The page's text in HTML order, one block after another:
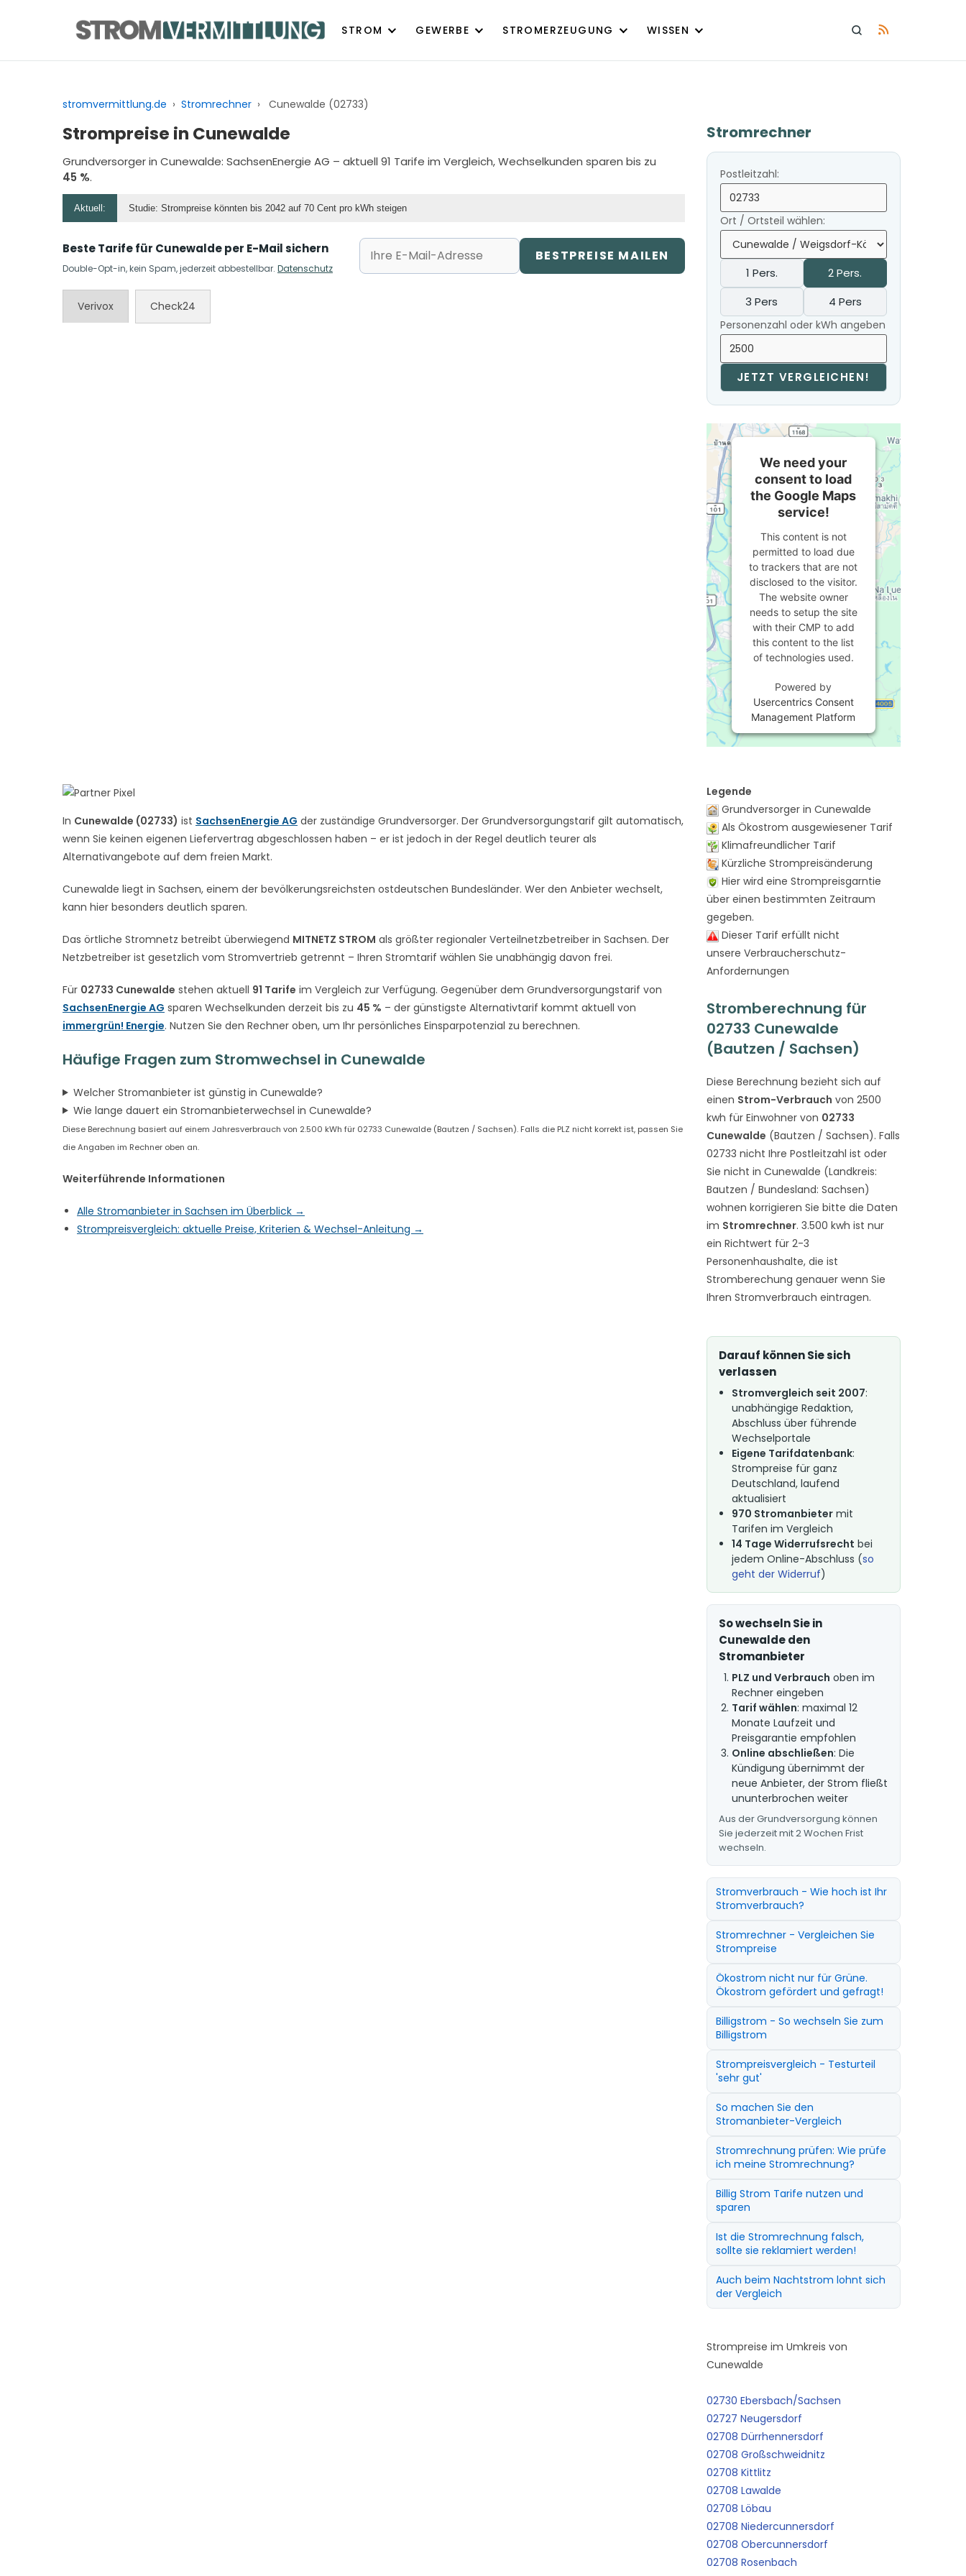
STROM GEWERBE STROMERZEUGUNG WISSEN
stromvermittlung.de › Stromrechner › Cunewalde (02733)
Strompreise in Cunewalde
Grundversorger in Cunewalde: SachsenEnergie AG – aktuell 91 Tarife im Vergleich, Wechselkunden sparen bis zu
45 %.
In Cunewalde (02733) ist SachsenEnergie AG der zuständige Grundversorger. Der Grundversorgungstarif gilt automatisch,
wenn Sie keinen eigenen Liefervertrag abgeschlossen haben – er ist jedoch in der Regel deutlich teurer als
Alternativangebote auf dem freien Markt.
Cunewalde liegt in Sachsen, einem der bevölkerungsreichsten ostdeutschen Bundesländer. Wer den Anbieter wechselt,
kann hier besonders deutlich sparen.
Das örtliche Stromnetz betreibt überwiegend MITNETZ STROM als größter regionaler Verteilnetzbetreiber in Sachsen. Der
Netzbetreiber ist gesetzlich vom Stromvertrieb getrennt – Ihren Stromtarif wählen Sie unabhängig davon frei.
Für 02733 Cunewalde stehen aktuell 91 Tarife im Vergleich zur Verfügung. Gegenüber dem Grundversorgungstarif von
SachsenEnergie AG sparen Wechselkunden derzeit bis zu 45 % – der günstigste Alternativtarif kommt aktuell von
immergrün! Energie. Nutzen Sie den Rechner oben, um Ihr persönliches Einsparpotenzial zu berechnen.
Häufige Fragen zum Stromwechsel in Cunewalde
Welcher Stromanbieter ist günstig in Cunewalde?
Wie lange dauert ein Stromanbieterwechsel in Cunewalde?
Diese Berechnung basiert auf einem Jahresverbrauch von 2.500 kWh für 02733 Cunewalde (Bautzen / Sachsen). Falls die PLZ nicht korrekt ist, passen Sie
die Angaben im Rechner oben an.
Weiterführende Informationen
Alle Stromanbieter in Sachsen im Überblick →
Strompreisvergleich: aktuelle Preise, Kriterien & Wechsel-Anleitung →
Aktuell: Studie: Strompreise könnten bis 2042 auf 70 Cent pro kWh steigen
Beste Tarife für Cunewalde per E-Mail sichern
Double-Opt-in, kein Spam, jederzeit abbestellbar. Datenschutz
BESTPREISE MAILEN
Verivox Check24
Stromrechner
Postleitzahl:
Ort / Ortsteil wählen:
1 Pers.
2 Pers.
3 Pers
4 Pers
Personenzahl oder kWh angeben
JETZT VERGLEICHEN!
We need your
consent to load
the Google Maps
service!
This content is not
permitted to load due
to trackers that are not
disclosed to the visitor.
The website owner
needs to setup the site
with their CMP to add
this content to the list
of technologies used.
Powered by
Usercentrics Consent
Management Platform
Legende
Grundversorger in Cunewalde
Als Ökostrom ausgewiesener Tarif
Klimafreundlicher Tarif
Kürzliche Strompreisänderung
Hier wird eine Strompreisgarntie
über einen bestimmten Zeitraum
gegeben.
Dieser Tarif erfüllt nicht
unsere Verbraucherschutz-
Anfordernungen
Stromberechnung für
02733 Cunewalde
(Bautzen / Sachsen)
Diese Berechnung bezieht sich auf
einen Strom-Verbrauch von 2500
kwh für Einwohner von 02733
Cunewalde (Bautzen / Sachsen). Falls
02733 nicht Ihre Postleitzahl ist oder
Sie nicht in Cunewalde (Landkreis:
Bautzen / Bundesland: Sachsen)
wohnen korrigieren Sie bitte die Daten
im Stromrechner. 3.500 kwh ist nur
ein Richtwert für 2-3
Personenhaushalte, die ist
Stromberechung genauer wenn Sie
Ihren Stromverbrauch eintragen.
Darauf können Sie sich
verlassen
Stromvergleich seit 2007:
unabhängige Redaktion,
Abschluss über führende
Wechselportale
Eigene Tarifdatenbank:
Strompreise für ganz
Deutschland, laufend
aktualisiert
970 Stromanbietermit
Tarifen im Vergleich
14 Tage Widerrufsrecht bei
jedem Online-Abschluss (so
geht der Widerruf)
So wechseln Sie in
Cunewalde den
Stromanbieter
PLZ und Verbrauch oben im
Rechner eingeben
Tarif wählen: maximal 12
Monate Laufzeit und
Preisgarantie empfohlen
Online abschließen: Die
Kündigung übernimmt der
neue Anbieter, der Strom fließt
ununterbrochen weiter
Aus der Grundversorgung können
Sie jederzeit mit 2 Wochen Frist
wechseln.
Stromverbrauch - Wie hoch ist Ihr
Stromverbrauch?
Stromrechner - Vergleichen Sie
Strompreise
Ökostrom nicht nur für Grüne.
Ökostrom gefördert und gefragt!
Billigstrom - So wechseln Sie zum
Billigstrom
Strompreisvergleich - Testurteil
'sehr gut'
So machen Sie den
Stromanbieter-Vergleich
Stromrechnung prüfen: Wie prüfe
ich meine Stromrechnung?
Billig Strom Tarife nutzen und
sparen
Ist die Stromrechnung falsch,
sollte sie reklamiert werden!
Auch beim Nachtstrom lohnt sich
der Vergleich
Strompreise im Umkreis von
Cunewalde
02730 Ebersbach/Sachsen
02727 Neugersdorf
02708 Dürrhennersdorf
02708 Großschweidnitz
02708 Kittlitz
02708 Lawalde
02708 Löbau
02708 Niedercunnersdorf
02708 Obercunnersdorf
02708 Rosenbach